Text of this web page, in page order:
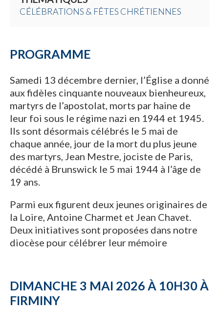
CÉLÉBRATIONS & FÊTES CHRÉTIENNES
PROGRAMME
Samedi 13 décembre dernier, l’Église a donné
aux fidèles cinquante nouveaux bienheureux,
martyrs de l’apostolat, morts par haine de
leur foi sous le régime nazi en 1944 et 1945.
Ils sont désormais célébrés le 5 mai de
chaque année, jour de la mort du plus jeune
des martyrs, Jean Mestre, jociste de Paris,
décédé à Brunswick le 5 mai 1944 à l’âge de
19 ans.
Parmi eux figurent deux jeunes originaires de
la Loire, Antoine Charmet et Jean Chavet.
Deux initiatives sont proposées dans notre
diocèse pour célébrer leur mémoire
DIMANCHE 3 MAI 2026 À 10H30 À
FIRMINY